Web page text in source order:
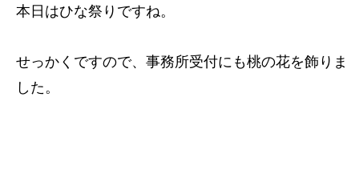
本日はひな祭りですね。
せっかくですので、事務所受付にも桃の花を飾りま
した。